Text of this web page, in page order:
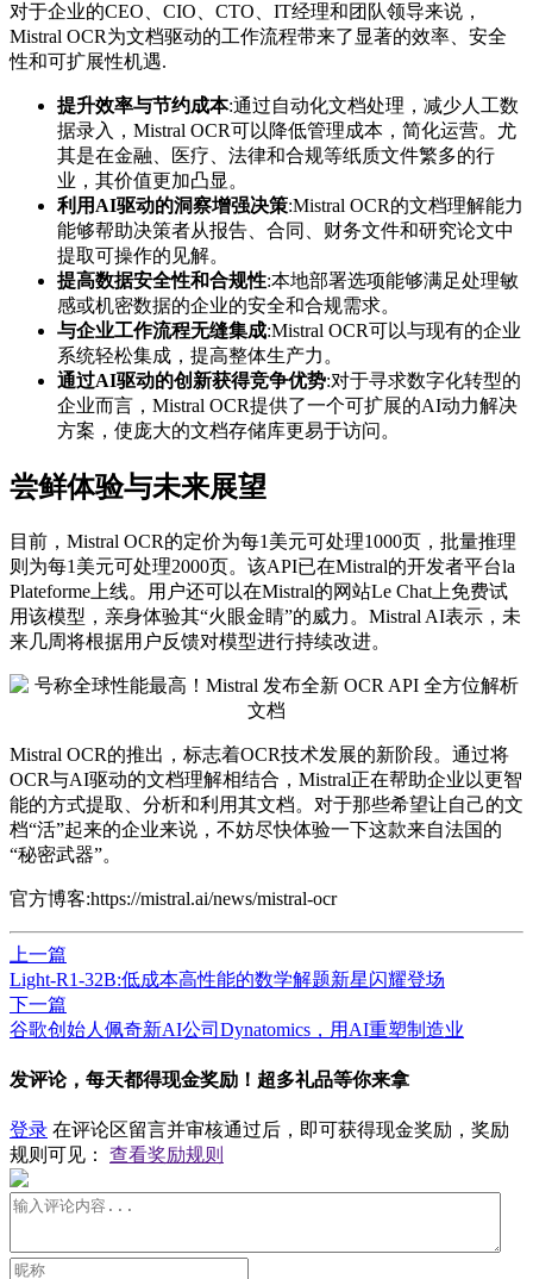
对于企业的CEO、CIO、CTO、IT经理和团队领导来说，
Mistral OCR为文档驱动的工作流程带来了显著的效率、安全
性和可扩展性机遇.
提升效率与节约成本:通过自动化文档处理，减少人工数
据录入，Mistral OCR可以降低管理成本，简化运营。尤
其是在金融、医疗、法律和合规等纸质文件繁多的行
业，其价值更加凸显。
利用AI驱动的洞察增强决策:Mistral OCR的文档理解能力
能够帮助决策者从报告、合同、财务文件和研究论文中
提取可操作的见解。
提高数据安全性和合规性:本地部署选项能够满足处理敏
感或机密数据的企业的安全和合规需求。
与企业工作流程无缝集成:Mistral OCR可以与现有的企业
系统轻松集成，提高整体生产力。
通过AI驱动的创新获得竞争优势:对于寻求数字化转型的
企业而言，Mistral OCR提供了一个可扩展的AI动力解决
方案，使庞大的文档存储库更易于访问。
尝鲜体验与未来展望
目前，Mistral OCR的定价为每1美元可处理1000页，批量推理
则为每1美元可处理2000页。该API已在Mistral的开发者平台la
Plateforme上线。用户还可以在Mistral的网站Le Chat上免费试
用该模型，亲身体验其“火眼金睛”的威力。Mistral AI表示，未
来几周将根据用户反馈对模型进行持续改进。
Mistral OCR的推出，标志着OCR技术发展的新阶段。通过将
OCR与AI驱动的文档理解相结合，Mistral正在帮助企业以更智
能的方式提取、分析和利用其文档。对于那些希望让自己的文
档“活”起来的企业来说，不妨尽快体验一下这款来自法国的
“秘密武器”。
官方博客:https://mistral.ai/news/mistral-ocr
上一篇
Light-R1-32B:低成本高性能的数学解题新星闪耀登场
下一篇
谷歌创始人佩奇新AI公司​Dynatomics，用AI重塑制造业
发评论，每天都得现金奖励！超多礼品等你来拿
登录 在评论区留言并审核通过后，即可获得现金奖励，奖励
规则可见： 查看奖励规则